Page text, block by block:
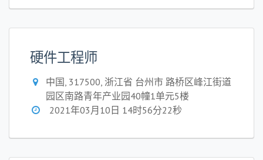
硬件工程师
中国, 317500, 浙江省 台州市 路桥区峰江街道
园区南路青年产业园40幢1单元5楼
2021年03月10日 14时56分22秒